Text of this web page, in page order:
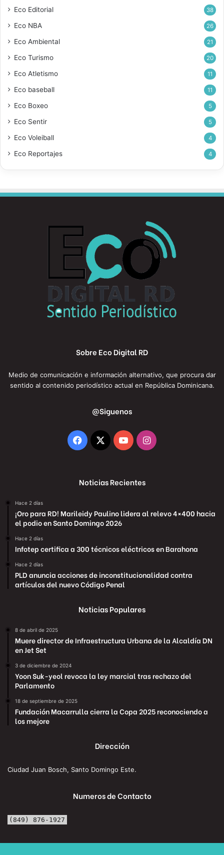
Eco Editorial 38
Eco NBA 26
Eco Ambiental 21
Eco Turismo 20
Eco Atletismo 11
Eco baseball 11
Eco Boxeo 5
Eco Sentir 5
Eco Voleiball 4
Eco Reportajes 4
Sobre Eco Digital RD
Medio de comunicación e información alternativo, que procura dar
sentido al contenido periodístico actual en República Dominicana.
@Siguenos
Facebook
X YouTubeInstagram
Noticias Recientes
Hace 2 días
¡Oro para RD! Marileidy Paulino lidera al relevo 4×400 hacia
el podio en Santo Domingo 2026
Hace 2 días
Infotep certifica a 300 técnicos eléctricos en Barahona
Hace 2 días
PLD anuncia acciones de inconstitucionalidad contra
artículos del nuevo Código Penal
Noticias Populares
8 de abril de 2025
Muere director de Infraestructura Urbana de la Alcaldía DN
en Jet Set
3 de diciembre de 2024
Yoon Suk-yeol revoca la ley marcial tras rechazo del
Parlamento
18 de septiembre de 2025
Fundación Macarrulla cierra la Copa 2025 reconociendo a
los mejore
Dirección
Ciudad Juan Bosch, Santo Domingo Este.
Numeros de Contacto
(849) 876-1927